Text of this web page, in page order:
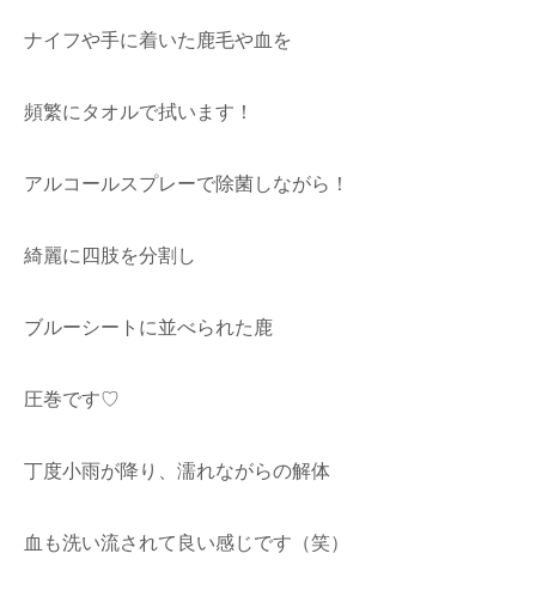
ナイフや手に着いた鹿毛や血を
頻繁にタオルで拭います！
アルコールスプレーで除菌しながら！
綺麗に四肢を分割し
ブルーシートに並べられた鹿
圧巻です♡
丁度小雨が降り、濡れながらの解体
血も洗い流されて良い感じです（笑）